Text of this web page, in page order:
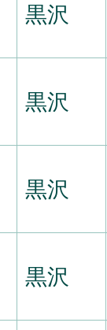
黒沢
黒沢
黒沢
黒沢